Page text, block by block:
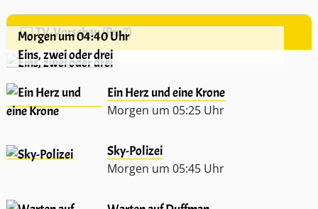
TV-Vorschau (Pro7)
Morgen um 04:40 Uhr
Eins, zwei oder drei
Ein Herz und eine Krone
Morgen um 05:25 Uhr
Sky-Polizei
Morgen um 05:45 Uhr